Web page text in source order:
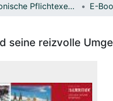
Elektronische Pflichtexemplare E-
seine reizvolle